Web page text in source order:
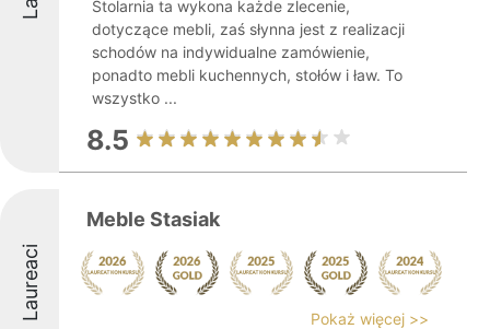
Stolarnia ta wykona każde zlecenie,
dotyczące mebli, zaś słynna jest z realizacji
schodów na indywidualne zamówienie,
ponadto mebli kuchennych, stołów i ław. To
wszystko ...
8.5
Laureaci
Meble Stasiak
Pokaż więcej >>